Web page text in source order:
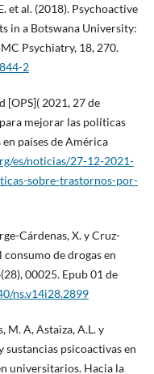
et al. (2018). Psychoactive
in a Botswana University:
Psychiatry, 18, 270.
2
[OPS]( 2021, 27 de
mejorar las políticas
países de América
es/noticias/27-12-2021-
sobre-trastornos-por-
Cárdenas, X. y Cruz-
consumo de drogas en
00025. Epub 01 de
ns.v14i28.2899
M. A, Astaiza, A.L. y
sustancias psicoactivas en
universitarios. Hacia la